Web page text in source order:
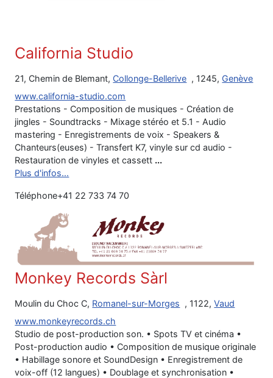
California Studio
21, Chemin de Blemant,Collonge-Bellerive , 1245,Genève
www.california-studio.com
Prestations - Composition de musiques - Création de
jingles - Soundtracks - Mixage stéréo et 5.1 - Audio
mastering - Enregistrements de voix - Speakers &
Chanteurs(euses) - Transfert K7, vinyle sur cd audio -
Restauration de vinyles et cassett ...
Plus d'infos...
Téléphone+41 22 733 74 70
Monkey Records Sàrl
Moulin du Choc C, Romanel-sur-Morges , 1122,Vaud
www.monkeyrecords.ch
Studio de post-production son. • Spots TV et cinéma •
Post-production audio • Composition de musique originale
• Habillage sonore et SoundDesign • Enregistrement de
voix-off (12 langues) • Doublage et synchronisation •